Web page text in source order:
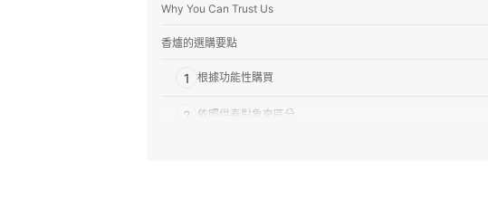
Why You Can Trust Us
香爐的選購要點
1 根據功能性購買
2 依照供奉對象來區分